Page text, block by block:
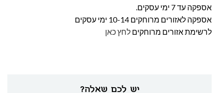
יש לכם שאלה?
אספקה עד 7 ימי עסקים.
אספקה לאזורים מרוחקים 10-14 ימי עסקים
לרשימת אזורים מרוחקים לחץ כאן